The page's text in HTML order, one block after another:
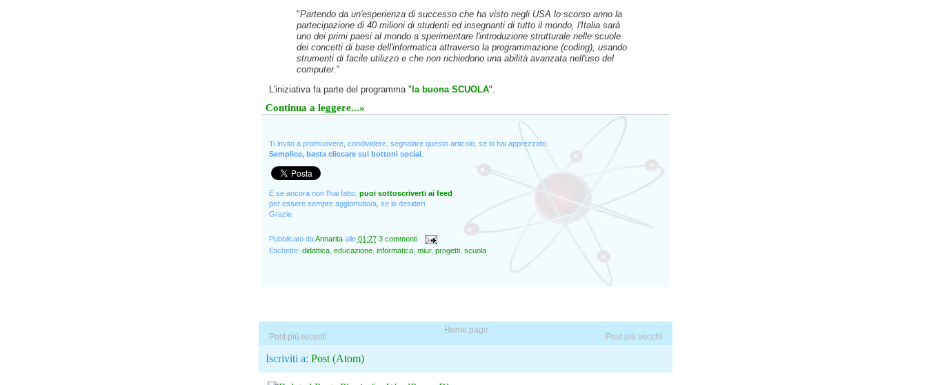
"Partendo da un'esperienza di successo che ha visto negli USA lo scorso anno la
partecipazione di 40 milioni di studenti ed insegnanti di tutto il mondo, l'Italia sarà
uno dei primi paesi al mondo a sperimentare l'introduzione strutturale nelle scuole
dei concetti di base dell'informatica attraverso la programmazione (coding), usando
strumenti di facile utilizzo e che non richiedono una abilità avanzata nell'uso del
computer."
L'iniziativa fa parte del programma " la buona SCUOLA".
Continua a leggere...»
Ti invito a promuovere, condividere, segnalare questo articolo, se lo hai apprezzato.
Semplice, basta cliccare sui bottoni social.
E se ancora non l'hai fatto, puoi sottoscriverti ai feed
per essere sempre aggiornato/a, se lo desideri.
Grazie.
Pubblicato daAnnarita alle 01:27 3 commenti
Etichette: didattica, educazione, informatica, miur, progetti, scuola
Post più recenti Post più vecchi
Home page
Iscriviti a: Post (Atom)